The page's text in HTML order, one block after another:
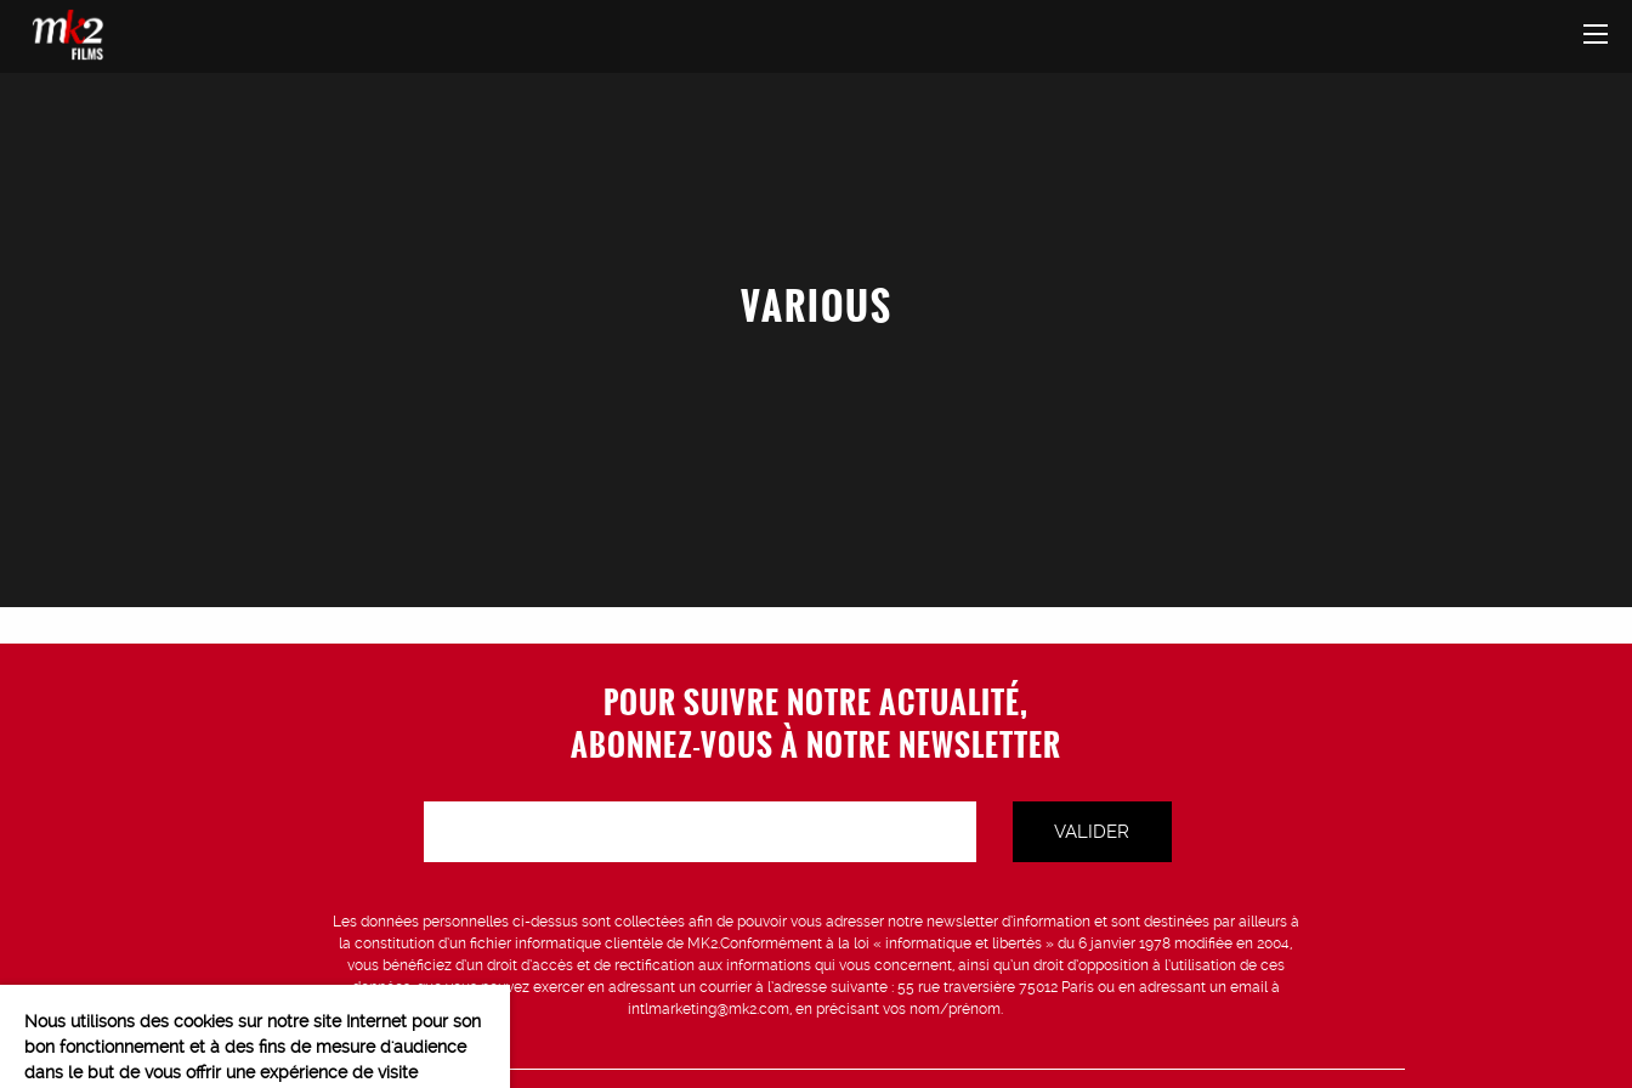
VARIOUS
POUR SUIVRE NOTRE ACTUALITÉ,
ABONNEZ-VOUS À NOTRE NEWSLETTER
Les données personnelles ci-dessus sont collectées afin de pouvoir vous adresser notre newsletter d’information et sont destinées par ailleurs à
la constitution d’un fichier informatique clientèle de MK2.Conformément à la loi « informatique et libertés » du 6 janvier 1978 modifiée en 2004,
vous bénéficiez d’un droit d’accès et de rectification aux informations qui vous concernent, ainsi qu’un droit d’opposition à l’utilisation de ces
données, que vous pouvez exercer en adressant un courrier à l’adresse suivante : 55 rue traversière 75012 Paris ou en adressant un email à
intlmarketing@mk2.com, en précisant vos nom/prénom.
Nous utilisons des cookies sur notre site Internet pour son
bon fonctionnement et à des fins de mesure d'audience
dans le but de vous offrir une expérience de visite